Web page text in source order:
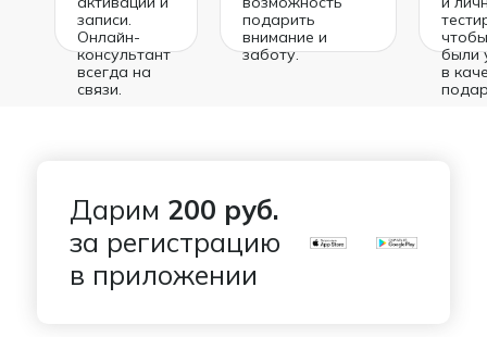
записи.
Онлайн-
консультант
всегда на
связи.
подарить
внимание и
заботу.
были
в
Дарим 200 руб.
за регистрацию
в приложении